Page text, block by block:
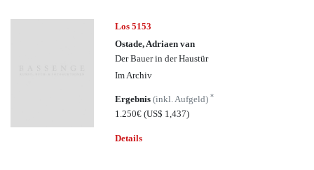
Los 5153
Ostade, Adriaen van
Der Bauer in der Haustür
Im Archiv
Ergebnis(inkl. Aufgeld)*
1.250€(US$ 1,437)
Details